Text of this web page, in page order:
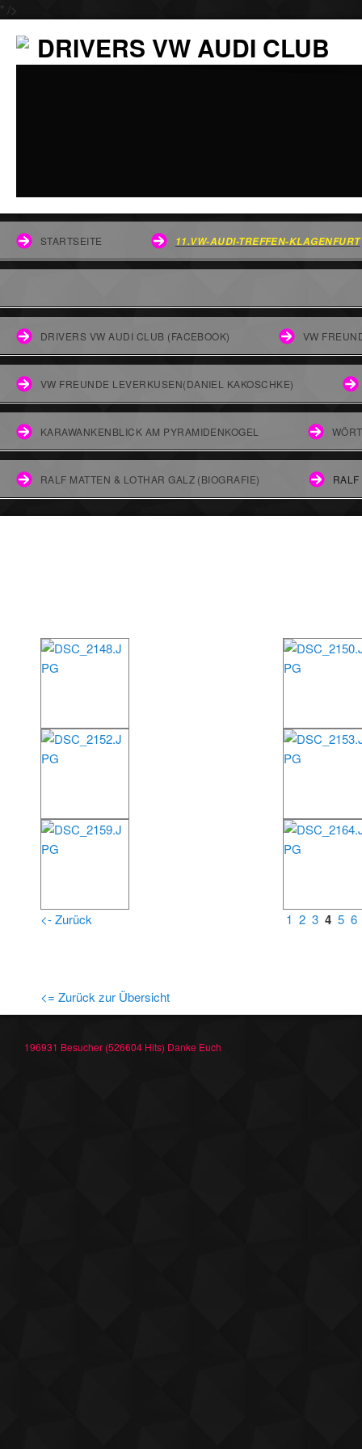
" />
DRIVERS VW AUDI CLUB
STARTSEITE 11.VW-AUDI-TREFFEN-KLAGENFURT
DRIVERS VW AUDI CLUB (FACEBOOK) VW
VW FREUNDE LEVERKUSEN(DANIEL KAKOSCHKE)
KARAWANKENBLICK AM PYRAMIDENKOGEL
RALF MATTEN & LOTHAR GALZ (BIOGRAFIE)
<- Zurück 1 2 3 4 5 6
<= Zurück zur Übersicht
196931 Besucher (526604 Hits) Danke Euch